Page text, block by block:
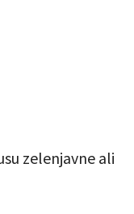
zelenjavne ali